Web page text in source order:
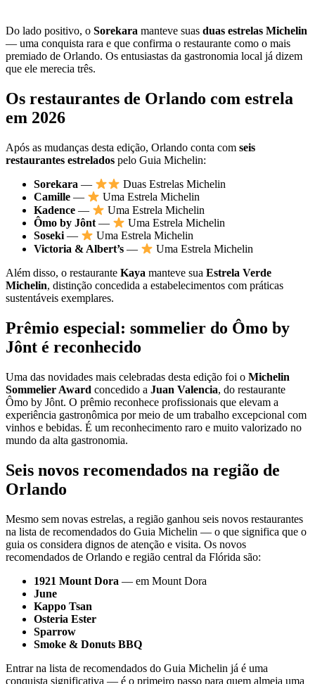
Do lado positivo, o Sorekara manteve suas duas estrelas Michelin
— uma conquista rara e que confirma o restaurante como o mais
premiado de Orlando. Os entusiastas da gastronomia local já dizem
que ele merecia três.
Os restaurantes de Orlando com estrela
em 2026
Após as mudanças desta edição, Orlando conta com seis
restaurantes estrelados pelo Guia Michelin:
Sorekara —
Duas Estrelas Michelin
Camille —
Uma Estrela Michelin
Kadence —
Uma Estrela Michelin
Ômo by Jônt—
Uma Estrela Michelin
Soseki—
Uma Estrela Michelin
Victoria & Albert’s —
Uma Estrela Michelin
Além disso, o restaurante Kaya manteve sua Estrela Verde
Michelin, distinção concedida a estabelecimentos com práticas
sustentáveis exemplares.
Prêmio especial: sommelier do Ômo by
Jônt é reconhecido
Uma das novidades mais celebradas desta edição foi o Michelin
Sommelier Award concedido a Juan Valencia, do restaurante
Ômo by Jônt. O prêmio reconhece profissionais que elevam a
experiência gastronômica por meio de um trabalho excepcional com
vinhos e bebidas. É um reconhecimento raro e muito valorizado no
mundo da alta gastronomia.
Seis novos recomendados na região de
Orlando
Mesmo sem novas estrelas, a região ganhou seis novos restaurantes
na lista de recomendados do Guia Michelin — o que significa que o
guia os considera dignos de atenção e visita. Os novos
recomendados de Orlando e região central da Flórida são:
1921 Mount Dora — em Mount Dora
June
Kappo Tsan
Osteria Ester
Sparrow
Smoke & Donuts BBQ
Entrar na lista de recomendados do Guia Michelin já é uma
conquista significativa — é o primeiro passo para quem almeja uma